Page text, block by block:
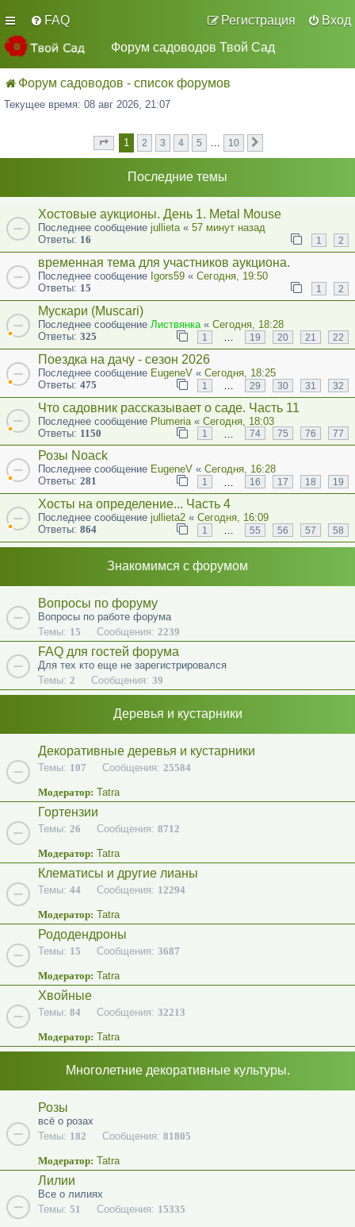
FAQ Вход
Регистрация
Форум садоводов Твой Сад
Форум садоводов - список форумов
Текущее время: 08 авг 2026, 21:07
Страница 1из 10
1 2 3 4 5 … 10
Последние темы
Хостовые аукционы. День 1. Metal Mouse
Последнее сообщение jullieta« 57 минут назад
Ответы: 16 1 2
временная тема для участников аукциона.
Последнее сообщение Igors59 « Сегодня, 19:50
Ответы: 15 1 2
Мускари (Muscari)
Последнее сообщение Листвянка « Сегодня, 18:28
Ответы: 325 1 … 19 20 21 22
Поездка на дачу - сезон 2026
Последнее сообщение EugeneV « Сегодня, 18:25
Ответы: 475 1 29 30 31 32
Что садовник рассказывает о саде. Часть 11
Последнее сообщение Plumeria « Сегодня, 18:03
Ответы: 1150 1 74 75 76 77
Розы Noack
Последнее сообщение EugeneV « Сегодня, 16:28
Ответы: 281 1 16 17 18 19
Хосты на определение... Часть 4
Последнее сообщение jullieta2 « Сегодня, 16:09
Ответы: 864 1 … 55 56 57 58
Знакомимся с форумом
Вопросы по форуму
Вопросы по работе форума
Темы: 15 Сообщения: 2239
FAQ для гостей форума
Для тех кто еще не зарегистрировался
Темы: 2 Сообщения: 39
Деревья и кустарники
Декоративные деревья и кустарники
Темы: 107 Сообщения: 25584
Модератор: Tatra
Гортензии
Темы: 26 Сообщения: 8712
Модератор: Tatra
Клематисы и другие лианы
Темы: 44 Сообщения: 12294
Модератор: Tatra
Рододендроны
Темы: 15 Сообщения: 3687
Модератор: Tatra
Хвойные
Темы: 84 Сообщения: 32213
Модератор: Tatra
Многолетние декоративные культуры.
Розы
всё о розах
Темы: 182 Сообщения: 81805
Модератор: Tatra
Лилии
Все о лилиях
Темы: 51 Сообщения: 15335